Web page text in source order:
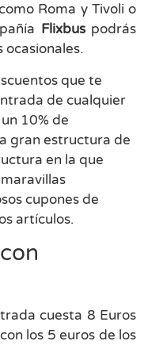
Roma y Tivoli o
Flixbuspodrás
ocasionales.
que te
de cualquier
10% de
gran estructura de
en la que
cupones de
artículos.
cuesta 8 Euros
los 5 euros de los